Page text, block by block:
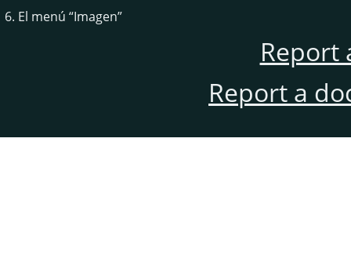
6. El menú “Imagen”
Report
Report a